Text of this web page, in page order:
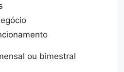
ou bimestral